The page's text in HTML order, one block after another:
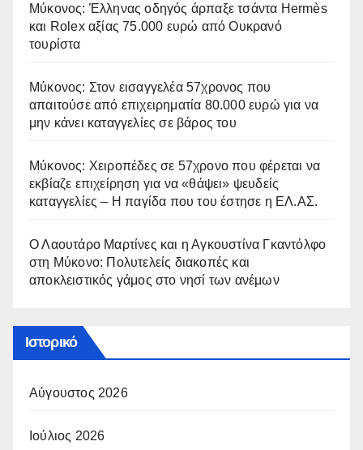
Μύκονος: Έλληνας οδηγός άρπαξε τσάντα Hermès
και Rolex αξίας 75.000 ευρώ από Ουκρανό
τουρίστα
Μύκονος: Στον εισαγγελέα 57χρονος που
απαιτούσε από επιχειρηματία 80.000 ευρώ για να
μην κάνει καταγγελίες σε βάρος του
Μύκονος: Χειροπέδες σε 57χρονο που φέρεται να
εκβίαζε επιχείρηση για να «θάψει» ψευδείς
καταγγελίες – Η παγίδα που του έστησε η ΕΛ.ΑΣ.
Ο Λαουτάρο Μαρτίνες και η Αγκουστίνα Γκαντόλφο
στη Μύκονο: Πολυτελείς διακοπές και
αποκλειστικός γάμος στο νησί των ανέμων
Ιστορικό
Αύγουστος 2026
Ιούλιος 2026